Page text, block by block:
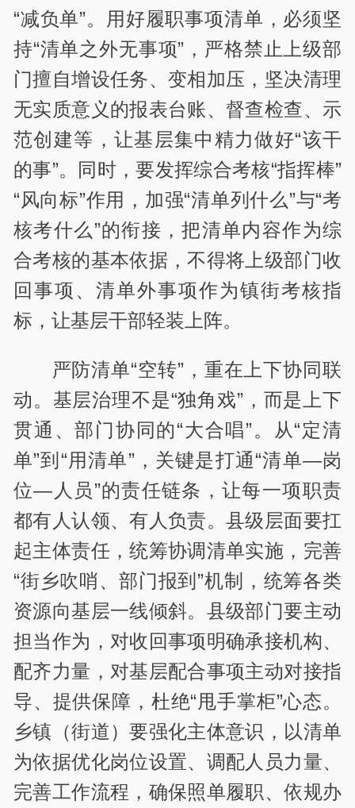
“减负单”。用好履职事项清单，必须坚
持“清单之外无事项”，严格禁止上级部
门擅自增设任务、变相加压，坚决清理
无实质意义的报表台账、督查检查、示
范创建等，让基层集中精力做好“该干
的事”。同时，要发挥综合考核“指挥棒”
“风向标”作用，加强“清单列什么”与“考
核考什么”的衔接，把清单内容作为综
合考核的基本依据，不得将上级部门收
回事项、清单外事项作为镇街考核指
标，让基层干部轻装上阵。
严防清单“空转”，重在上下协同联
动。基层治理不是“独角戏”，而是上下
贯通、部门协同的“大合唱”。从“定清
单”到“用清单”，关键是打通“清单—岗
位—人员”的责任链条，让每一项职责
都有人认领、有人负责。县级层面要扛
起主体责任，统筹协调清单实施，完善
“街乡吹哨、部门报到”机制，统筹各类
资源向基层一线倾斜。县级部门要主动
担当作为，对收回事项明确承接机构、
配齐力量，对基层配合事项主动对接指
导、提供保障，杜绝“甩手掌柜”心态。
乡镇（街道）要强化主体意识，以清单
为依据优化岗位设置、调配人员力量、
完善工作流程，确保照单履职、依规办